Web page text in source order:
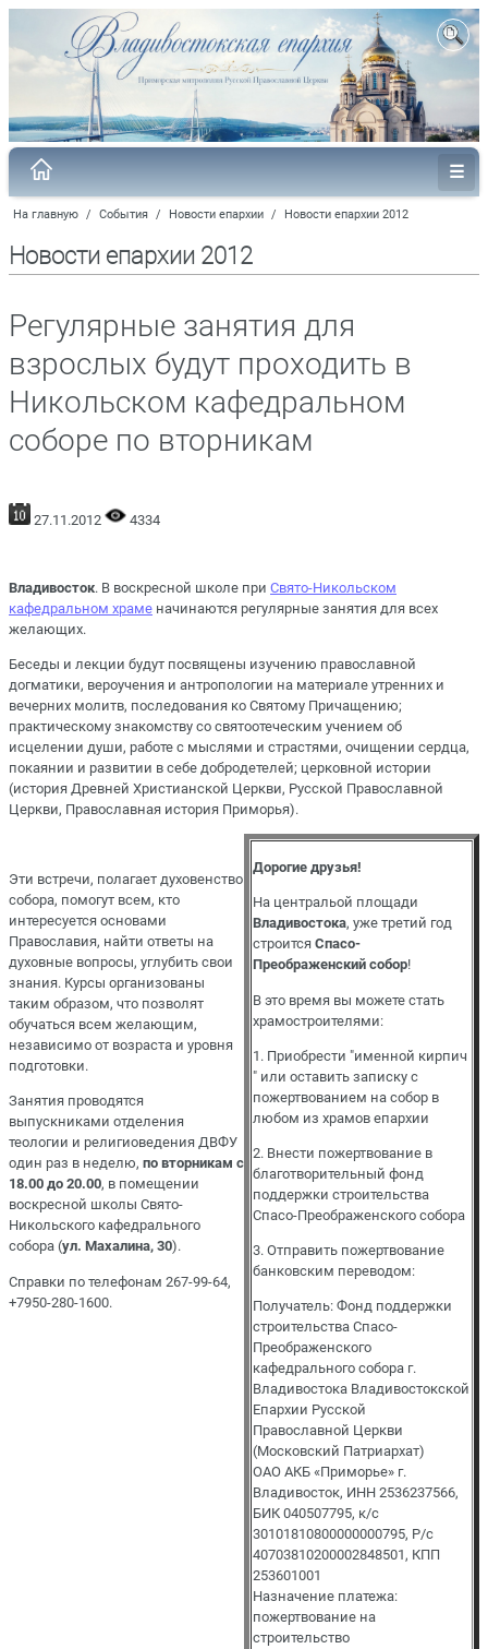
На главную / События / Новости епархии / Новости епархии 2012
Новости епархии 2012
Регулярные занятия для
взрослых будут проходить в
Никольском кафедральном
соборе по вторникам
27.11.2012 4334
Владивосток. В воскресной школе при Свято-Никольском
кафедральном храме начинаются регулярные занятия для всех
желающих.
Беседы и лекции будут посвящены изучению православной
догматики, вероучения и антропологии на материале утренних и
вечерних молитв, последования ко Святому Причащению;
практическому знакомству со святоотеческим учением об
исцелении души, работе с мыслями и страстями, очищении сердца,
покаянии и развитии в себе добродетелей; церковной истории
(история Древней Христианской Церкви, Русской Православной
Церкви, Православная история Приморья).
Дорогие друзья!
На центральой площади
Владивостока, уже третий год
строится Спасо-
Преображенский собор!
В это время вы можете стать
храмостроителями:
1. Приобрести "именной кирпич
" или оставить записку с
пожертвованием на собор в
любом из храмов епархии
2. Внести пожертвование в
благотворительный фонд
поддержки строительства
Спасо-Преображенского собора
3. Отправить пожертвование
банковским переводом:
Получатель: Фонд поддержки
строительства Спасо­-
Преображенского
кафедрального собора г.
Владивостока Владивостокской
Епархии Русской
Православной Церкви
(Московский Патриархат)
ОАО АКБ «Приморье» г.
Владивосток, ИНН 2536237566,
БИК 040507795, к/с
30101810800000000795, Р/с
40703810200002848501, КПП
253601001
Назначение платежа:
пожертвование на
строительство
Эти встречи, полагает духовенство
собора, помогут всем, кто
интересуется основами
Православия, найти ответы на
духовные вопросы, углубить свои
знания. Курсы организованы
таким образом, что позволят
обучаться всем желающим,
независимо от возраста и уровня
подготовки.
Занятия проводятся
выпускниками отделения
теологии и религиоведения ДВФУ
один раз в неделю, по вторникам с
18.00 до 20.00, в помещении
воскресной школы Свято-
Никольского кафедрального
собора (ул. Махалина, 30).
Справки по телефонам 267-99-64,
+7950-280-1600.